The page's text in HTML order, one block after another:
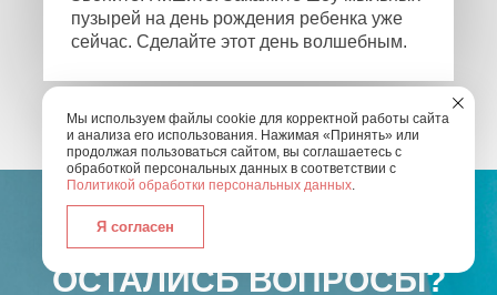
пузырей на день рождения ребенка уже
сейчас. Сделайте этот день волшебным.
ОСТАЛИСЬ ВОПРОСЫ?
Мы используем файлы cookie для корректной работы сайта
и анализа его использования. Нажимая «Принять» или
продолжая пользоваться сайтом, вы соглашаетесь с
обработкой персональных данных в соответствии с
Политикой обработки персональных данных.
Я согласен